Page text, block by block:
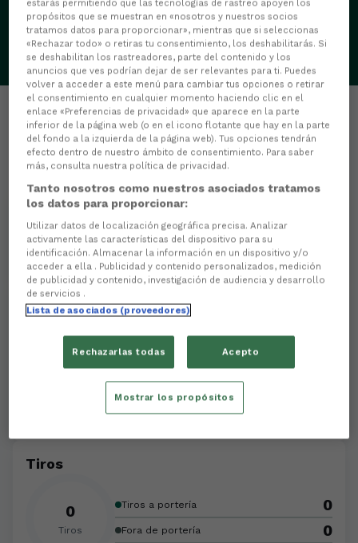
Estatísticas
0
0 MINUTOS XOGADOS
0
Goles de cabeza
Tiros
0
Tiros
Tiros a portería 0
Fora de portería 0
estarás permitiendo que las tecnologías de rastreo apoyen los
propósitos que se muestran en «nosotros y nuestros socios
tratamos datos para proporcionar», mientras que si seleccionas
«Rechazar todo» o retiras tu consentimiento, los deshabilitarás. Si
se deshabilitan los rastreadores, parte del contenido y los
anuncios que ves podrían dejar de ser relevantes para ti. Puedes
volver a acceder a este menú para cambiar tus opciones o retirar
el consentimiento en cualquier momento haciendo clic en el
enlace «Preferencias de privacidad» que aparece en la parte
inferior de la página web (o en el icono flotante que hay en la parte
del fondo a la izquierda de la página web). Tus opciones tendrán
efecto dentro de nuestro ámbito de consentimiento. Para saber
más, consulta nuestra política de privacidad.
Tanto nosotros como nuestros asociados tratamos
los datos para proporcionar:
Utilizar datos de localización geográfica precisa. Analizar
activamente las características del dispositivo para su
identificación. Almacenar la información en un dispositivo y/o
acceder a ella . Publicidad y contenido personalizados, medición
de publicidad y contenido, investigación de audiencia y desarrollo
de servicios .
Lista de asociados (proveedores)
Rechazarlas todas Acepto
Mostrar los propósitos